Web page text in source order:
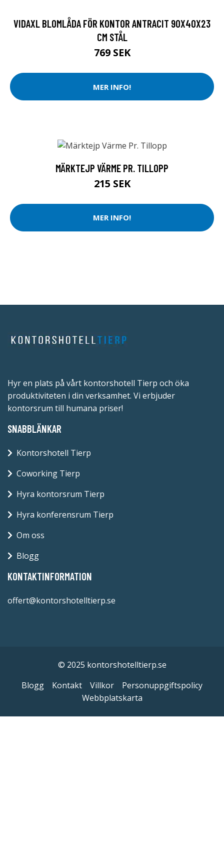
VIDAXL BLOMLÅDA FÖR KONTOR ANTRACIT 90X40X23
CM STÅL
769 SEK
MER INFO!
MÄRKTEJP VÄRME PR. TILLOPP
215 SEK
MER INFO!
Hyr en plats på vårt kontorshotell Tierp och öka
produktiviteten i din verksamhet. Vi erbjuder
kontorsrum till humana priser!
SNABBLÄNKAR
Kontorshotell Tierp
Coworking Tierp
Hyra kontorsrum Tierp
Hyra konferensrum Tierp
Om oss
Blogg
KONTAKTINFORMATION
offert@kontorshotelltierp.se
© 2025 kontorshotelltierp.se
Blogg
Kontakt Villkor
Personuppgiftspolicy
Webbplatskarta